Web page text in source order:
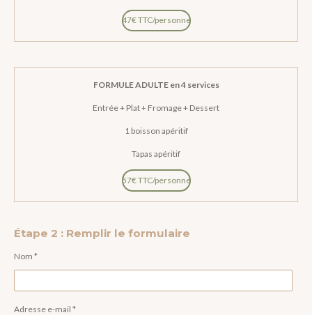
47€ TTC/personne
FORMULE ADULTE en 4 services
Entrée + Plat + Fromage + Dessert
1 boisson apéritif
Tapas apéritif
57€ TTC/personne
Étape 2 : Remplir le formulaire
Nom *
Adresse e-mail *